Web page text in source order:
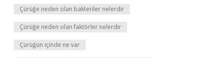
Çürüğe neden olan bakteriler nelerdir
Çürüğe neden olan faktörler nelerdir
Çürüğün içinde ne var